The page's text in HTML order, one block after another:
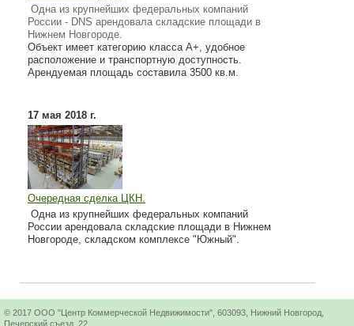
Одна из крупнейших федеральных компаний
России - DNS арендовала складские площади в
Нижнем Новгороде.
Объект имеет категорию класса А+, удобное
расположение и транспортную доступность.
Арендуемая площадь составила 3500 кв.м.
17 мая 2018 г.
Очередная сделка ЦКН.
Одна из крупнейших федеральных компаний
России арендовала складские площади в Нижнем
Новгороде, складском комплексе "Южный".
© 2017 ООО "Центр Коммерческой Недвижимости", 603093, Нижний Новгород,
Печерский съезд, 22